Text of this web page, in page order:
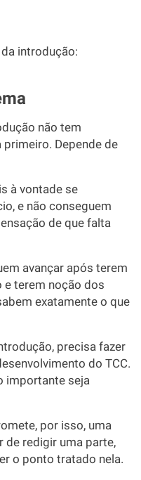
introdução:
não tem
Depende de
à vontade se
e não conseguem
de que falta
avançar após terem
e terem noção dos
exatamente o que
precisa fazer
do TCC.
importante seja
por isso, uma
de redigir uma parte,
o ponto tratado nela.